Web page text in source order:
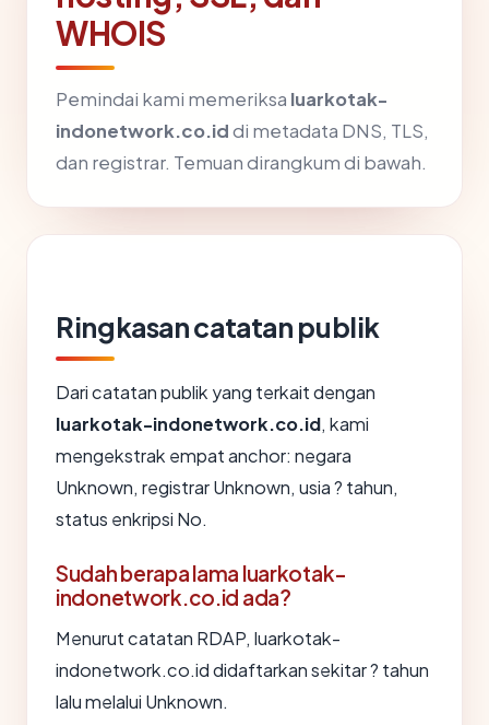
WHOIS
Pemindai kami memeriksa luarkotak-
indonetwork.co.iddi metadata DNS, TLS,
dan registrar. Temuan dirangkum di bawah.
Ringkasan catatan publik
Dari catatan publik yang terkait dengan
luarkotak-indonetwork.co.id, kami
mengekstrak empat anchor: negara
Unknown, registrar Unknown, usia ? tahun,
status enkripsi No.
Sudah berapa lama luarkotak-
indonetwork.co.id ada?
Menurut catatan RDAP, luarkotak-
indonetwork.co.id didaftarkan sekitar ? tahun
lalu melalui Unknown.